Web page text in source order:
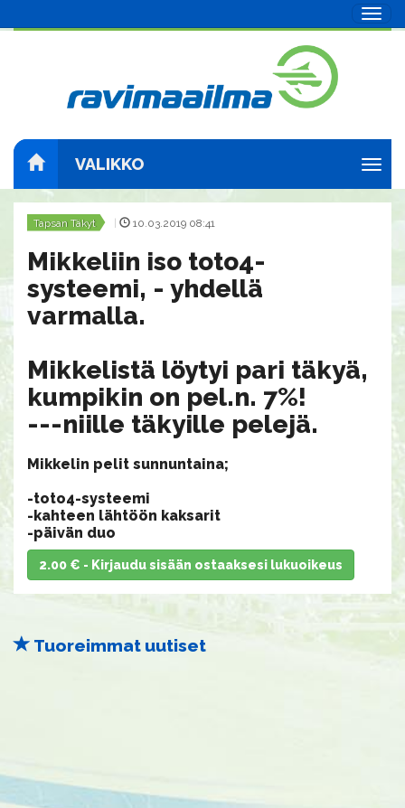
VALIKKO
Tapsan Täkyt | 10.03.2019 08:41
Mikkeliin iso toto4-
systeemi, - yhdellä
varmalla.
Mikkelistä löytyi pari täkyä,
kumpikin on pel.n. 7%!
​​​​​​​---niille täkyille pelejä.
Mikkelin pelit sunnuntaina;
-toto4-systeemi
-kahteen lähtöön kaksarit
​​​​​​​-päivän duo
2.00 € - Kirjaudu sisään ostaaksesi lukuoikeus
Tuoreimmat uutiset